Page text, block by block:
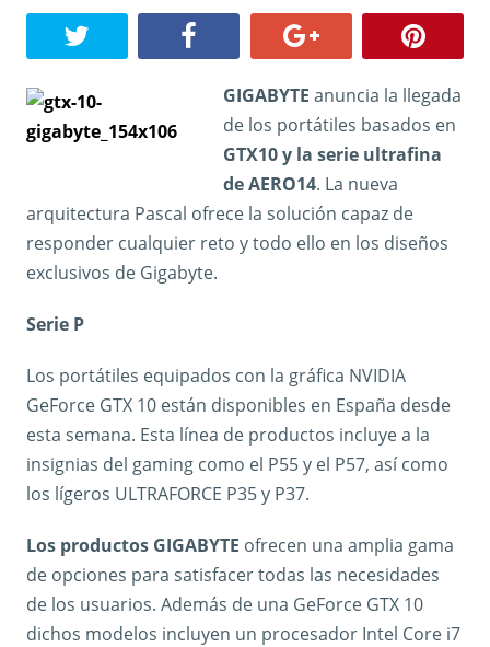
GIGABYTE anuncia la llegada
de los portátiles basados en
GTX10 y la serie ultrafina
de AERO14. La nueva
arquitectura Pascal ofrece la solución capaz de
responder cualquier reto y todo ello en los diseños
exclusivos de Gigabyte.
Serie P
Los portátiles equipados con la gráfica NVIDIA
GeForce GTX 10 están disponibles en España desde
esta semana. Esta línea de productos incluye a la
insignias del gaming como el P55 y el P57, así como
los lígeros ULTRAFORCE P35 y P37.
Los productos GIGABYTE ofrecen una amplia gama
de opciones para satisfacer todas las necesidades
de los usuarios. Además de una GeForce GTX 10
dichos modelos incluyen un procesador Intel Core i7